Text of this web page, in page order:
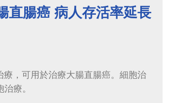
外科為中醫大附醫強項與特色，先
擴展到國際，9月14日中醫大體系三
上演講 ，陳春忠部長在年會上分享
醫學會更進一步簽署MOU，加強醫
直腸癌 病人存活率延長
，可用於治療大腸直腸癌。細胞治
療。